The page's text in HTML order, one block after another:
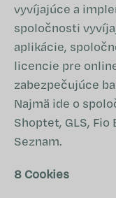
vyvíjajúce a
spoločnosti
aplikácie,
licencie pre
zabezpečujúce
Najmä ide o
Shoptet, GLS, Fio
Seznam.
8 Cookies